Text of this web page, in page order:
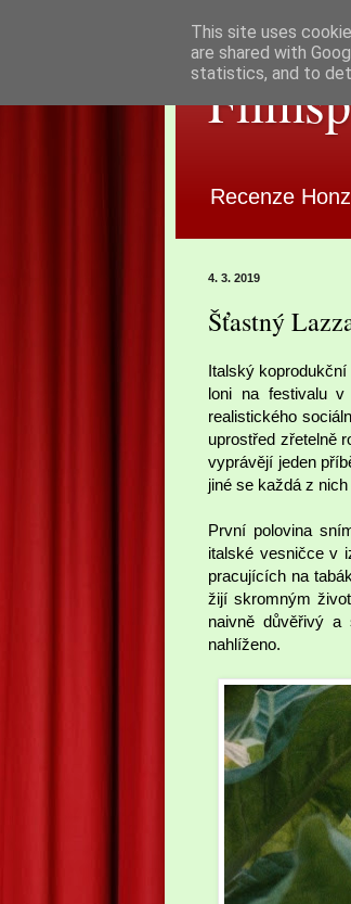
Recenze
4. 3. 2019
Šťastný
Italský
loni na festivalu
realistického
uprostřed zřetelně
vyprávějí jeden
jiné se každá z
První polovina
italské vesničce v
pracujících na
žijí skromným
naivně důvěřivý
nahlíženo.
This site uses
are shared with
statistics, and to